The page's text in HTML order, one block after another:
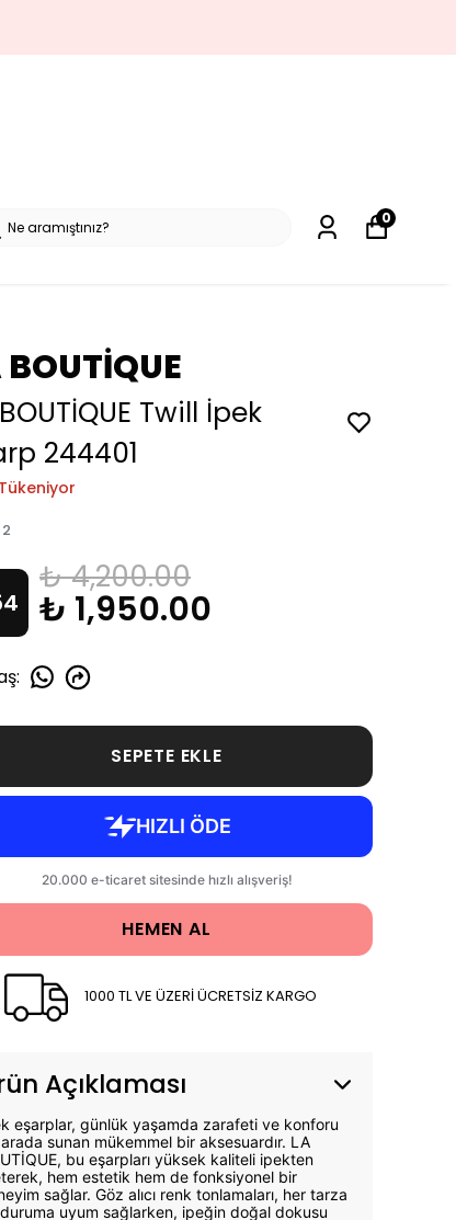
0
BOUTİQUE
Twill İpek
244401
Tükeniyor
2
₺ 4,200.00
₺ 1,950.00
:
SEPETE EKLE
HEMEN AL
1000 TL VE ÜZERİ ÜCRETSİZ KARGO
Açıklaması
eşarplar, günlük yaşamda zarafeti ve konforu
sunan mükemmel bir aksesuardır. LA
bu eşarpları yüksek kaliteli ipekten
hem estetik hem de fonksiyonel bir
sağlar. Göz alıcı renk tonlamaları, her tarza
uyum sağlarken, ipeğin doğal dokusu